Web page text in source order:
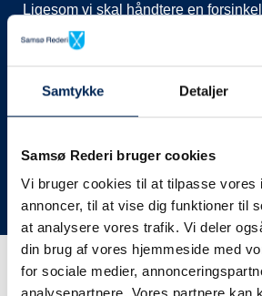
Samtykke Detaljer
Samsø Rederi bruger cookies
Vi bruger cookies til at tilpasse vores
annoncer, til at vise dig funktioner til
at analysere vores trafik. Vi deler
din brug af vores hjemmeside med
for sociale medier,
Ligesom vi skal håndtere en
ved at lukke afgange i vores
nye afgange, ringe til vognmænd
her på siden og ikke ringe eller skrive
har mere at fortælle end I kan læse
Vi takker for jeres forståelse.
Få